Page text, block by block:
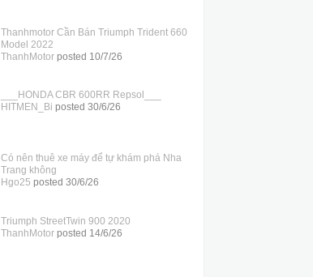
Thanhmotor Cần Bán Triumph Trident 660
Model 2022
ThanhMotorposted 10/7/26
___HONDA CBR 600RR Repsol___
HITMEN_Bi posted 30/6/26
Có nên thuê xe máy để tự khám phá Nha
Trang không
Hgo25 posted 30/6/26
Triumph StreetTwin 900 2020
ThanhMotorposted 14/6/26